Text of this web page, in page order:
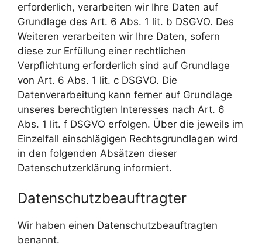
erforderlich, verarbeiten wir Ihre Daten auf
Grundlage des Art. 6 Abs. 1 lit. b DSGVO. Des
Weiteren verarbeiten wir Ihre Daten, sofern
diese zur Erfüllung einer rechtlichen
Verpflichtung erforderlich sind auf Grundlage
von Art. 6 Abs. 1 lit. c DSGVO. Die
Datenverarbeitung kann ferner auf Grundlage
unseres berechtigten Interesses nach Art. 6
Abs. 1 lit. f DSGVO erfolgen. Über die jeweils im
Einzelfall einschlägigen Rechtsgrundlagen wird
in den folgenden Absätzen dieser
Datenschutzerklärung informiert.
Datenschutzbeauftragter
Wir haben einen Datenschutzbeauftragten
benannt.